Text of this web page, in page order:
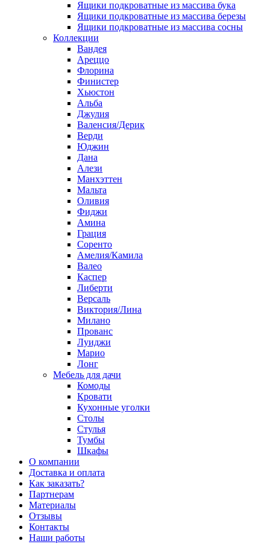
Ящики подкроватные из массива бука
Ящики подкроватные из массива березы
Ящики подкроватные из массива сосны
Коллекции
Вандея
Ареццо
Флорина
Финистер
Хьюстон
Альба
Джулия
Валенсия/Дерик
Верди
Юджин
Дана
Алези
Манхэттен
Мальта
Оливия
Фиджи
Амина
Грация
Соренто
Амелия/Камила
Валео
Каспер
Либерти
Версаль
Виктория/Лина
Милано
Прованс
Луиджи
Марио
Лонг
Мебель для дачи
Комоды
Кровати
Кухонные уголки
Столы
Стулья
Тумбы
Шкафы
О компании
Доставка и оплата
Как заказать?
Партнерам
Материалы
Отзывы
Контакты
Наши работы